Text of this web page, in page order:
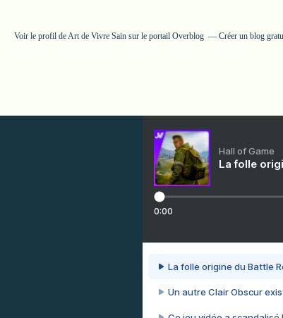
Voir le profil deArt de Vivre Sainsur le portail Overblog Créer un blog
Hall of Game
La folle
0:00
La folle origine du Battle
Un autre Clair Obscur